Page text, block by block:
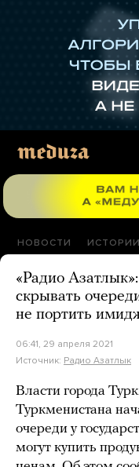
НОВОСТИ ИСТОРИИ
«Радио
скрывать
не портить
06:41, 29 апреля 2021
Источник: Радио Азатлык
Власти города
Туркменистана
очереди у
могут купить